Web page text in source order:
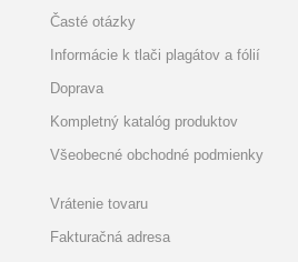
Časté otázky
Informácie k tlači plagátov a fólií
Doprava
Kompletný katalóg produktov
Všeobecné obchodné podmienky
Vrátenie tovaru
Fakturačná adresa